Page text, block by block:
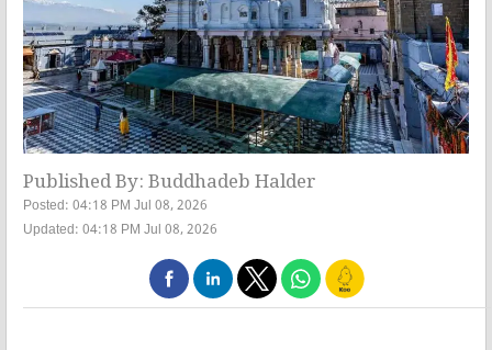
Published By: Buddhadeb Halder
Posted: 04:18 PM Jul 08, 2026
Updated: 04:18 PM Jul 08, 2026